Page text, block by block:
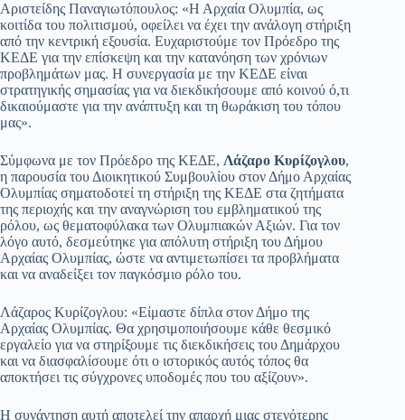
Αριστείδης Παναγιωτόπουλος: «Η Αρχαία Ολυμπία, ως
κοιτίδα του πολιτισμού, οφείλει να έχει την ανάλογη στήριξη
από την κεντρική εξουσία. Ευχαριστούμε τον Πρόεδρο της
ΚΕΔΕ για την επίσκεψη και την κατανόηση των χρόνιων
προβλημάτων μας. Η συνεργασία με την ΚΕΔΕ είναι
στρατηγικής σημασίας για να διεκδικήσουμε από κοινού ό,τι
δικαιούμαστε για την ανάπτυξη και τη θωράκιση του τόπου
μας».
Σύμφωνα με τον Πρόεδρο της ΚΕΔΕ, Λάζαρο Κυρίζογλου,
η παρουσία του Διοικητικού Συμβουλίου στον Δήμο Αρχαίας
Ολυμπίας σηματοδοτεί τη στήριξη της ΚΕΔΕ στα ζητήματα
της περιοχής και την αναγνώριση του εμβληματικού της
ρόλου, ως θεματοφύλακα των Ολυμπιακών Αξιών. Για τον
λόγο αυτό, δεσμεύτηκε για απόλυτη στήριξη του Δήμου
Αρχαίας Ολυμπίας, ώστε να αντιμετωπίσει τα προβλήματα
και να αναδείξει τον παγκόσμιο ρόλο του.
​Λάζαρος Κυρίζογλου: «Είμαστε δίπλα στον Δήμο της
Αρχαίας Ολυμπίας. Θα χρησιμοποιήσουμε κάθε θεσμικό
εργαλείο για να στηρίξουμε τις διεκδικήσεις του Δημάρχου
και να διασφαλίσουμε ότι ο ιστορικός αυτός τόπος θα
αποκτήσει τις σύγχρονες υποδομές που του αξίζουν».
​Η συνάντηση αυτή αποτελεί την απαρχή μιας στενότερης